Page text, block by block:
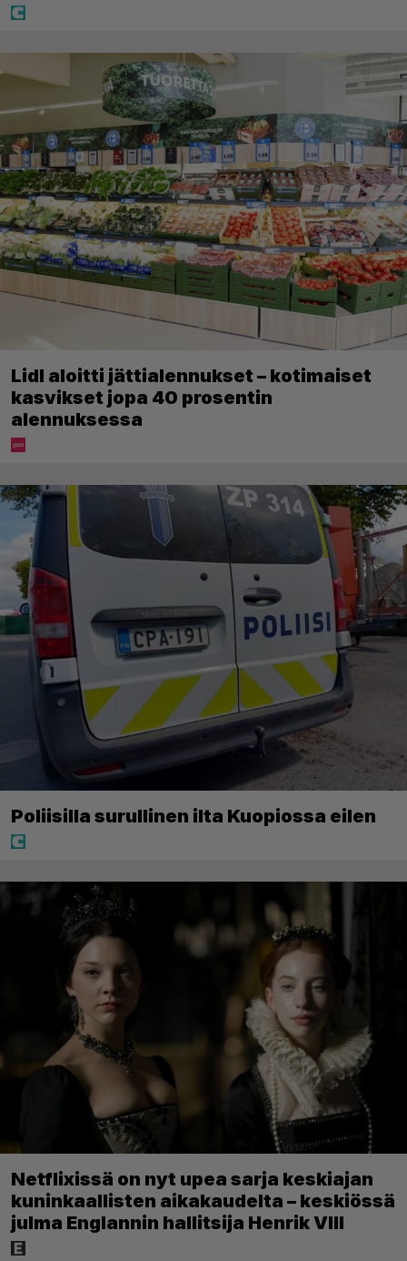
Lidl aloitti jättialennukset – kotimaiset
kasvikset jopa 40 prosentin
alennuksessa
Poliisilla surullinen ilta Kuopiossa eilen
Netflixissä on nyt upea sarja keskiajan
kuninkaallisten aikakaudelta – keskiössä
julma Englannin hallitsija Henrik VIII